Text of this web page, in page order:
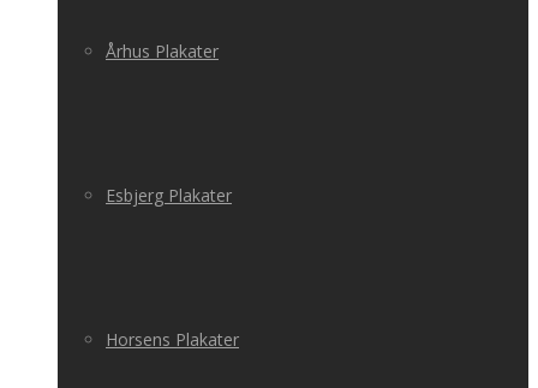
Århus Plakater
Esbjerg Plakater
Horsens Plakater